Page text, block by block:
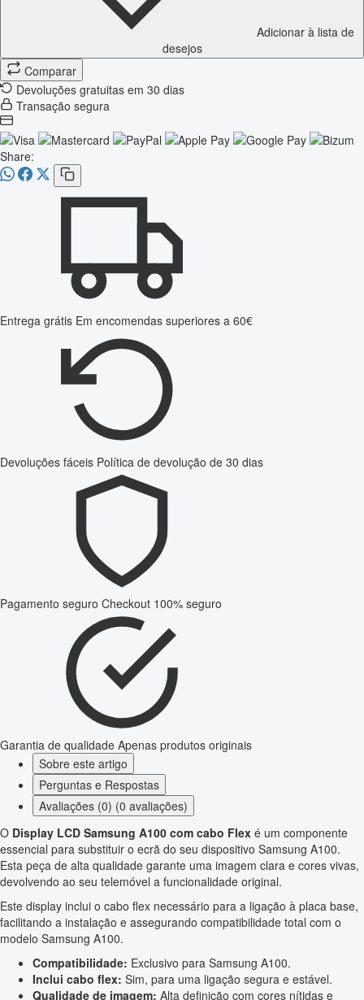
Adicionar à lista de
desejos
Comparar
Devoluções gratuitas em 30 dias
Transação segura
Share:
Entrega grátis Em encomendas superiores a 60€
Devoluções fáceis Política de devolução de 30 dias
Pagamento seguro Checkout 100% seguro
Garantia de qualidade Apenas produtos originais
Sobre este artigo
Perguntas e Respostas
Avaliações (0) (0 avaliações)
O Display LCD Samsung A100 com cabo Flex é um componente
essencial para substituir o ecrã do seu dispositivo Samsung A100.
Esta peça de alta qualidade garante uma imagem clara e cores vivas,
devolvendo ao seu telemóvel a funcionalidade original.
Este display inclui o cabo flex necessário para a ligação à placa base,
facilitando a instalação e assegurando compatibilidade total com o
modelo Samsung A100.
Compatibilidade: Exclusivo para Samsung A100.
Inclui cabo flex: Sim, para uma ligação segura e estável.
Qualidade de imagem: Alta definição com cores nítidas e